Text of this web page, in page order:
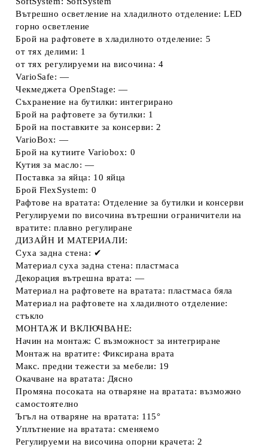
Вътрешно осветление на хладилното отделение: LED
горно осветление
Брой на рафтовете в хладилното отделение: 5
от тях делими: 1
от тях регулируеми на височина: 4
VarioSafe: —
Чекмеджета OpenStage: —
Съхранение на бутилки: интегрирано
Брой на рафтовете за бутилки: 1
Брой на поставките за консерви: 2
VarioBox: —
Брой на кутиите Variobox: 0
Кутия за масло: —
Поставка за яйца: 10 яйца
Брой FlexSystem: 0
Рафтове на вратата: Отделение за бутилки и консерви
Регулируеми по височина вътрешни ограничители на
вратите: плавно регулиране
ДИЗАЙН И МАТЕРИАЛИ:
Суха задна стена: ✔
Материал суха задна стена: пластмаса
Декорация вътрешна врата: —
Материал на рафтовете на вратата: пластмаса бяла
Материал на рафтовете на хладилното отделение:
стъкло
МОНТАЖ И ВКЛЮЧВАНЕ:
Начин на монтаж: С възможност за интегриране
Монтаж на вратите: Фиксирана врата
Макс. предни тежести за мебели: 19
Окачване на вратата: Дясно
Промяна посоката на отваряне на вратата: възможно
самостоятелно
Ъгъл на отваряне на вратата: 115°
Уплътнение на вратата: сменяемо
Регулируеми на височина опорни крачета: 2